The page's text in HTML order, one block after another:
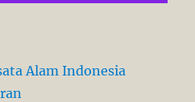
Alam Indonesia